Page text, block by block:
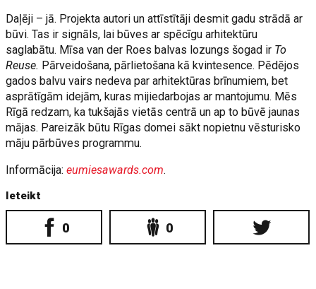
Daļēji – jā. Projekta autori un attīstītāji desmit gadu strādā ar
būvi. Tas ir signāls, lai būves ar spēcīgu arhitektūru
saglabātu. Mīsa van der Roes balvas lozungs šogad ir To
Reuse. Pārveidošana, pārlietošana kā kvintesence. Pēdējos
gados balvu vairs nedeva par arhitektūras brīnumiem, bet
asprātīgām idejām, kuras mijiedarbojas ar mantojumu. Mēs
Rīgā redzam, ka tukšajās vietās centrā un ap to būvē jaunas
mājas. Pareizāk būtu Rīgas domei sākt nopietnu vēsturisko
māju pārbūves programmu.
Informācija:eumiesawards.com.
Ieteikt
0 0